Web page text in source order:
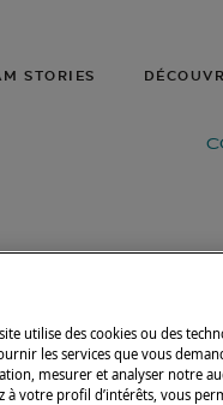
STORIES
utilise des cookies ou des
les services que vous
mesurer et analyser notre
à votre profil d’intérêts, vous